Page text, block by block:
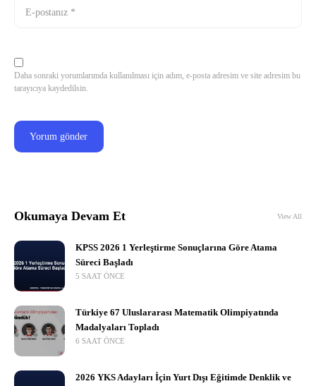
Daha sonraki yorumlarımda kullanılması için adım, e-posta adresim ve site adresim bu
tarayıcıya kaydedilsin.
Okumaya Devam Et View All
KPSS 2026 1 Yerleştirme Sonuçlarına Göre Atama
Süreci Başladı
5 SAAT ÖNCE
Türkiye 67 Uluslararası Matematik Olimpiyatında
Madalyaları Topladı
6 SAAT ÖNCE
2026 YKS Adayları İçin Yurt Dışı Eğitimde Denklik ve